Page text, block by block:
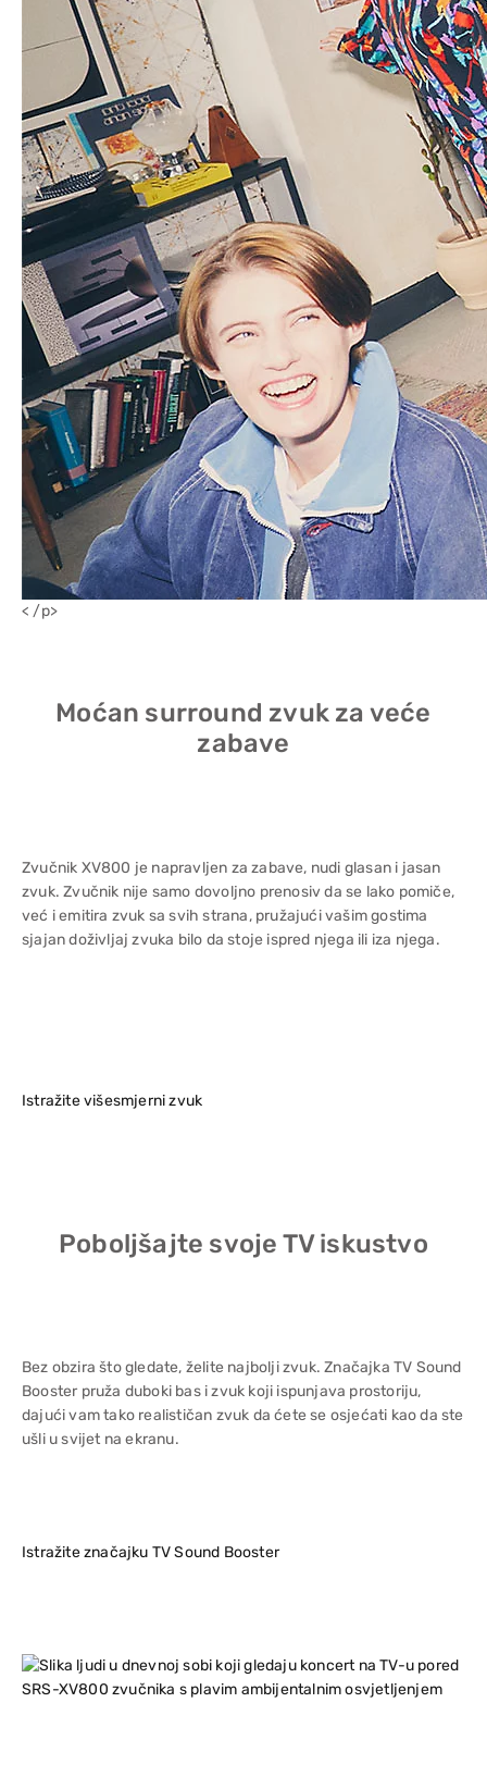
< /p>
Moćan surround zvuk za veće
zabave
Zvučnik XV800 je napravljen za zabave, nudi glasan i jasan
zvuk. Zvučnik nije samo dovoljno prenosiv da se lako pomiče,
već i emitira zvuk sa svih strana, pružajući vašim gostima
sjajan doživljaj zvuka bilo da stoje ispred njega ili iza njega.
Istražite višesmjerni zvuk
Poboljšajte svoje TV iskustvo
Bez obzira što gledate, želite najbolji zvuk. Značajka TV Sound
Booster pruža duboki bas i zvuk koji ispunjava prostoriju,
dajući vam tako realističan zvuk da ćete se osjećati kao da ste
ušli u svijet na ekranu.
Istražite značajku TV Sound Booster